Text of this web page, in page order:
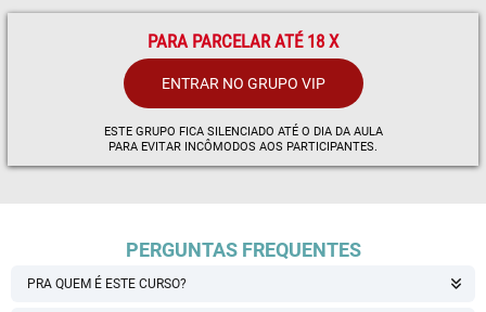
PARA PARCELAR ATÉ 18 X
ENTRAR NO GRUPO VIP
ESTE GRUPO FICA SILENCIADO ATÉ O DIA DA AULA
PARA EVITAR INCÔMODOS AOS PARTICIPANTES.
PERGUNTAS FREQUENTES
PRA QUEM É ESTE CURSO?